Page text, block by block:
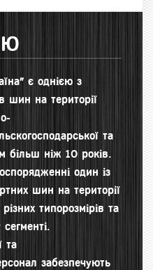
є однією з
шин на території
та
більш ніж 10 років.
один із
шин на території
типорозмірів та
та
забезпечують